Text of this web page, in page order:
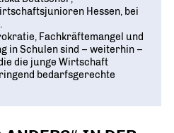
Hessen, bei
Fachkräftemangel und
in Schulen sind – weiterhin –
die junge Wirtschaft
bedarfsgerechte